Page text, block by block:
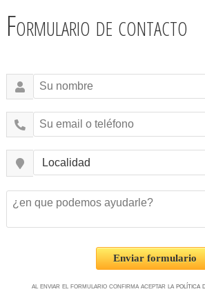
Formulario de contacto
Enviar formulario
al enviar el formulario confirma aceptar la política